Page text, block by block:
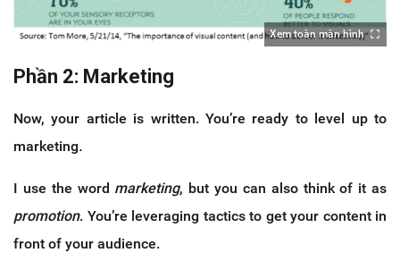
Xem toàn màn hình
Phần 2: Marketing
Now, your article is written. You’re ready to level up to
marketing.
I use the word marketing, but you can also think of it as
promotion. You’re leveraging tactics to get your content in
front of your audience.